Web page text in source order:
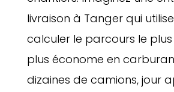
livraison à Tanger qui
calculer le parcours le
plus économe en
dizaines de camions, jour